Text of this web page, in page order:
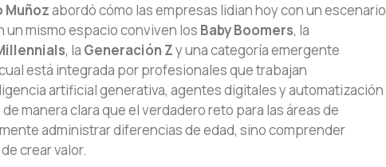
Muñozabordó cómo las empresas lidian hoy con un escenario
mismo espacio conviven los Baby Boomers, la
, la Generación Zy una categoría emergente
está integrada por profesionales que trabajan
artificial generativa, agentes digitales y automatización
manera clara que el verdadero reto para las áreas de
administrar diferencias de edad, sino comprender
crear valor.